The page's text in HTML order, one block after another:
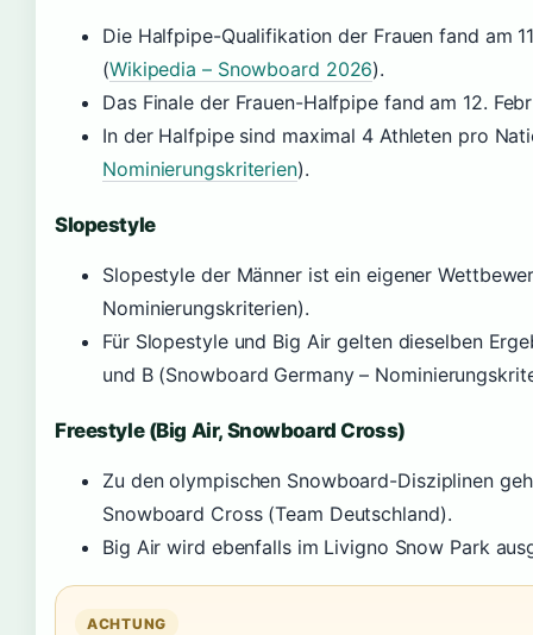
Die Halfpipe-Qualifikation der Frauen fand am
(Wikipedia – Snowboard 2026).
Das Finale der Frauen-Halfpipe fand am 12.
In der Halfpipe sind maximal 4 Athleten pro
Nominierungskriterien).
Slopestyle
Slopestyle der Männer ist ein eigener
Nominierungskriterien).
Für Slopestyle und Big Air gelten dieselben
und B (Snowboard Germany –
Freestyle (Big Air, Snowboard Cross)
Zu den olympischen Snowboard-Disziplinen
Snowboard Cross (Team Deutschland).
Big Air wird ebenfalls im Livigno Snow Park
ACHTUNG